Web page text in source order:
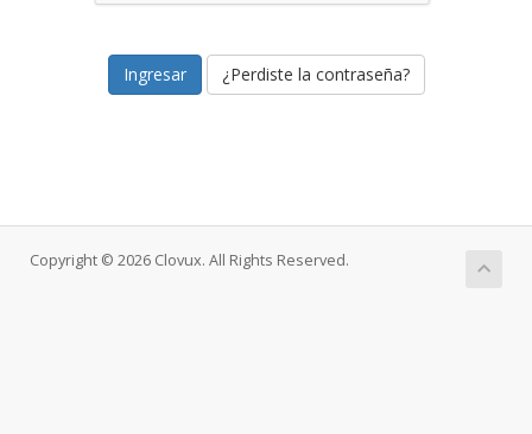
¿Perdiste la contraseña?
Copyright © 2026 Clovux. All Rights Reserved.